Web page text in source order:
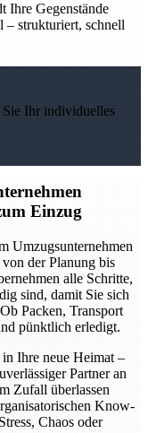
Ihre Gegenstände
– strukturiert, schnell
Sie Ihr individuelles
Einzug
Umzugsunternehmen
von der Planung bis
alle Schritte,
sind, damit Sie sich
Packen, Transport
pünktlich erledigt.
Ihre neue Heimat –
Partner an
Zufall überlassen
Know-
Chaos oder